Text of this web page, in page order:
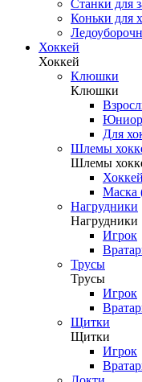
Станки для
Коньки для
Хоккей
Хоккей
Клюшки
Клюшки
Для
Шлемы
Шлемы
Маска
Нагрудники
Нагрудники
Игрок
Трусы
Трусы
Игрок
Щитки
Щитки
Игрок